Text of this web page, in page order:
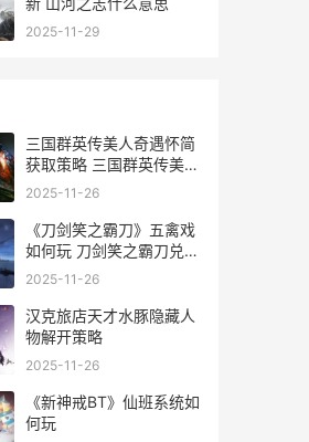
2025-11-29
三国群英传美人奇遇怀简
获取策略 三国群英传美人
信物如何取得
2025-11-26
《刀剑笑之霸刀》五禽戏
如何玩 刀剑笑之霸刀兑换
码
2025-11-26
汉克旅店天才水豚隐藏人
物解开策略
2025-11-26
《新神戒BT》仙班系统如
何玩